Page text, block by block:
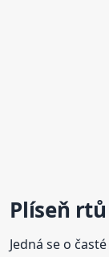
Plíseň rtů
Jedná se o